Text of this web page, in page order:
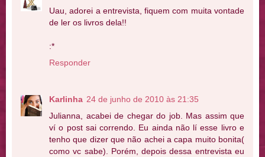
Uau, adorei a entrevista, fiquem com muita vontade
de ler os livros dela!!
:*
Responder
Karlinha 24 de junho de 2010 às 21:35
Julianna, acabei de chegar do job. Mas assim que
ví o post sai correndo. Eu ainda não lí esse livro e
tenho que dizer que não achei a capa muito bonita(
como vc sabe). Porém, depois dessa entrevista eu